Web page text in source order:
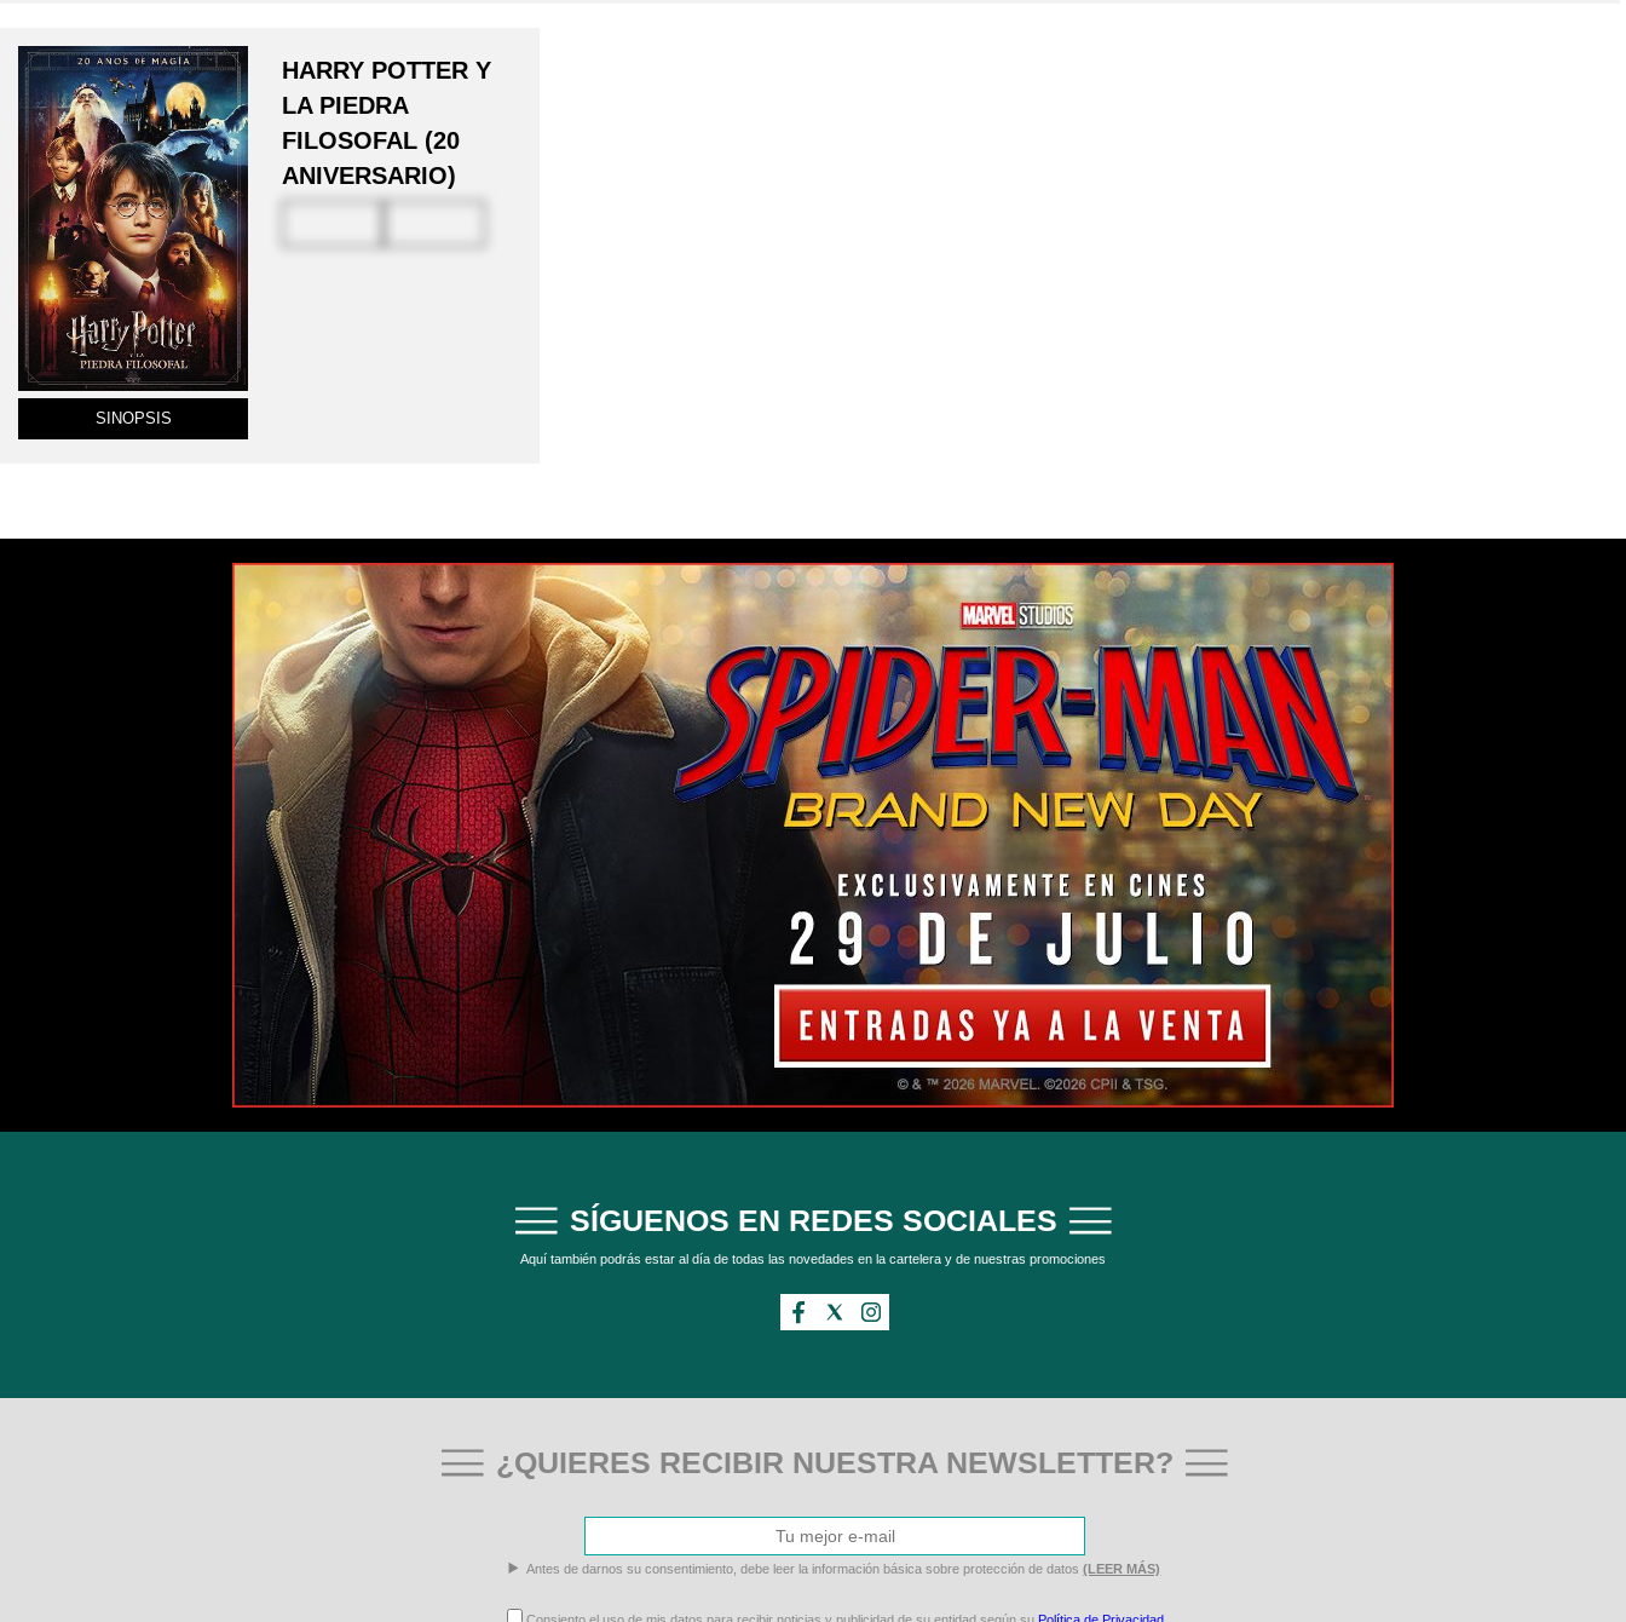
HARRY POTTER Y
LA PIEDRA
FILOSOFAL (20
ANIVERSARIO)
SINOPSIS
SÍGUENOS EN REDES SOCIALES
Aquí también podrás estar al día de todas las novedades en la cartelera y de nuestras promociones
¿QUIERES RECIBIR NUESTRA NEWSLETTER?
Antes de darnos su consentimiento, debe leer la información básica sobre protección de datos(LEER MÁS)